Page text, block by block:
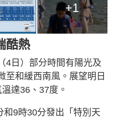
+1
酷熱
4日）部分時間有陽光及
至和緩西南風。展望明日
達36、37度。
和9時30分發出「特別天